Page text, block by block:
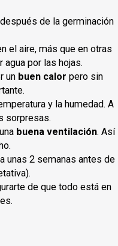
de la germinación
el aire, más que en otras
agua por las hojas.
un buen calor pero sin
y la humedad. A
sorpresas.
buena ventilación. Así
unas 2 semanas antes de
de que todo está en